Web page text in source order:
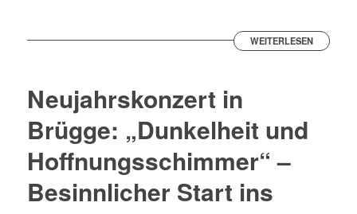
WEITERLESEN
Neujahrskonzert in
Brügge: „Dunkelheit und
Hoffnungsschimmer“ –
Besinnlicher Start ins